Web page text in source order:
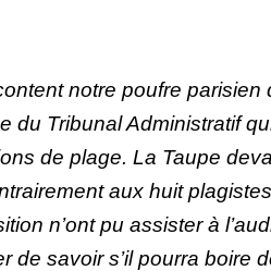
notre poufre
du Tribunal Administratif
de plage. La Taupe
aux huit
n’ont pu assister à
de savoir s’il pourra boire